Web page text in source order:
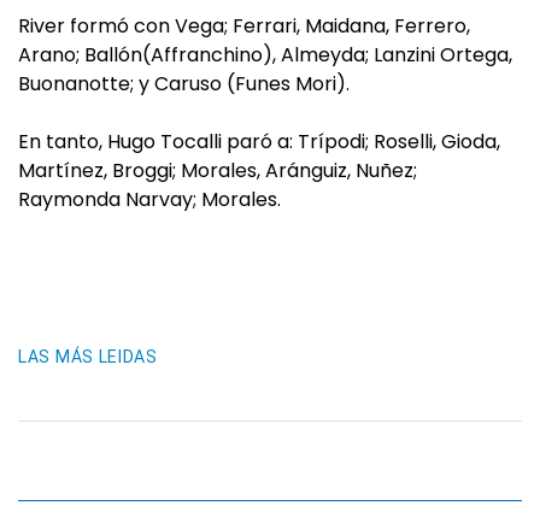
River formó con Vega; Ferrari, Maidana, Ferrero,
Arano; Ballón(Affranchino), Almeyda; Lanzini Ortega,
Buonanotte; y Caruso (Funes Mori).
En tanto, Hugo Tocalli paró a: Trípodi; Roselli, Gioda,
Martínez, Broggi; Morales, Aránguiz, Nuñez;
Raymonda Narvay; Morales.
LAS MÁS LEIDAS